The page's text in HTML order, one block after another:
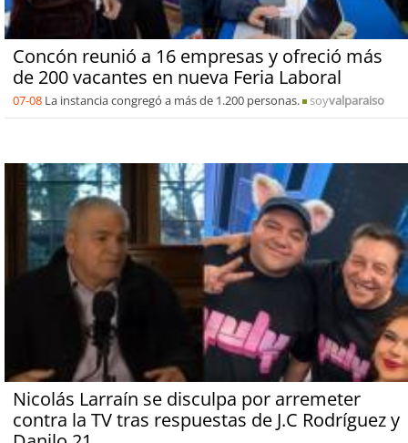
Concón reunió a 16 empresas y ofreció más
de 200 vacantes en nueva Feria Laboral
07-08 La instancia congregó a más de 1.200 personas. soyvalparaiso
Nicolás Larraín se disculpa por arremeter
contra la TV tras respuestas de J.C Rodríguez y